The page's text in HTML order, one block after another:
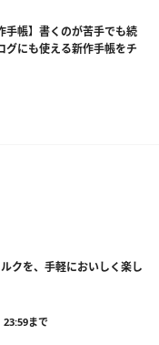
手帳】書くのが苦手でも続
にも使える新作手帳をチ
クを、手軽においしく楽し
23:59まで